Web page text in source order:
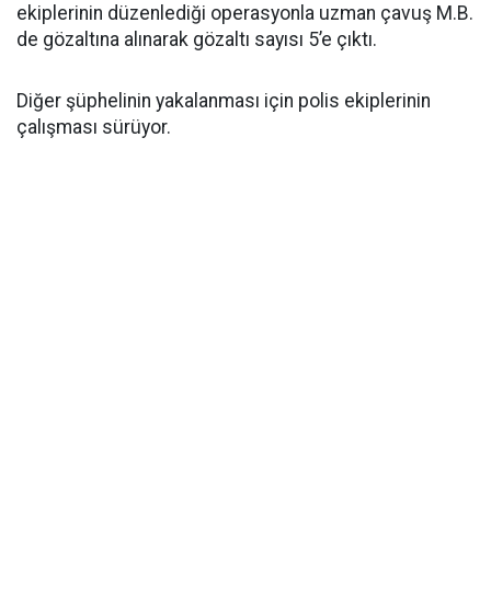
ekiplerinin düzenlediği operasyonla uzman çavuş M.B.
de gözaltına alınarak gözaltı sayısı 5’e çıktı.
Diğer şüphelinin yakalanması için polis ekiplerinin
çalışması sürüyor.